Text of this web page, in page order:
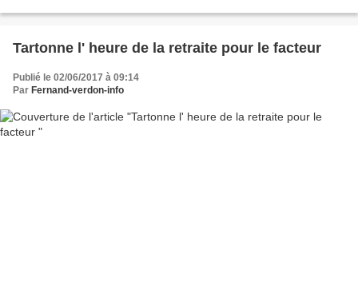
Tartonne l' heure de la retraite pour le facteur
Publié le 02/06/2017 à 09:14
Par Fernand-verdon-info